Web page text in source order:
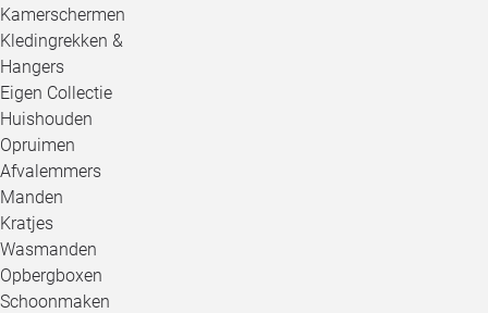
Kamerschermen
Kledingrekken &
Hangers
Eigen Collectie
Huishouden
Opruimen
Afvalemmers
Manden
Kratjes
Wasmanden
Opbergboxen
Schoonmaken